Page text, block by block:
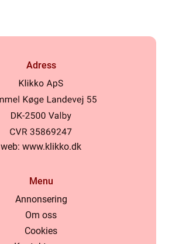
Adress
web: www.klikko.dk
Menu
Annonsering
Om oss
Cookies